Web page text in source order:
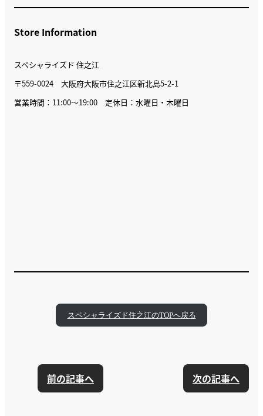
Store Information
スペシャライズド 住之江
〒559-0024 大阪府大阪市住之江区新北島5-2-1
営業時間：11:00〜19:00 定休日：水曜日・木曜日
スペシャライズド住之江のTOPへ戻る
前の記事へ 次の記事へ